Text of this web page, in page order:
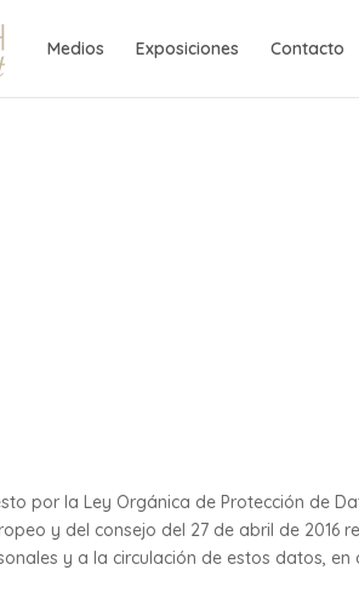
Medios Exposiciones Contacto
por la Ley Orgánica de Protección de
y del consejo del 27 de abril de 2016
y a la circulación de estos datos, en